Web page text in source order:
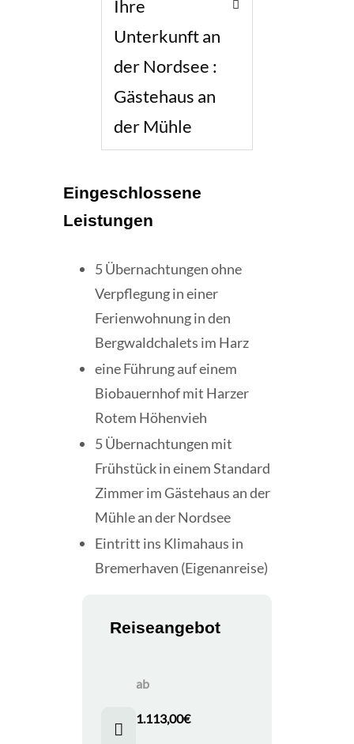
Ihre
Unterkunft an
der Nordsee :
Gästehaus an
der Mühle
Eingeschlossene
Leistungen
5 Übernachtungen ohne
Verpflegung in einer
Ferienwohnung in den
Bergwaldchalets im Harz
eine Führung auf einem
Biobauernhof mit Harzer
Rotem Höhenvieh
5 Übernachtungen mit
Frühstück in einem Standard
Zimmer im Gästehaus an der
Mühle an der Nordsee
Eintritt ins Klimahaus in
Bremerhaven (Eigenanreise)
Reiseangebot
ab
1.113,00€